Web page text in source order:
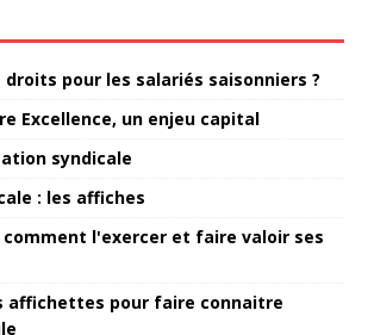
droits pour les salariés saisonniers ?
Excellence, un enjeu capital
syndicale
: les affiches
l'exercer et faire valoir ses
affichettes pour faire connaitre